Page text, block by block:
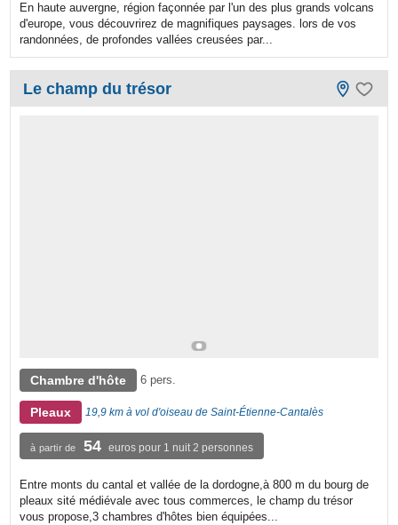
En haute auvergne, région façonnée par l'un des plus grands volcans
d'europe, vous découvrirez de magnifiques paysages. lors de vos
randonnées, de profondes vallées creusées par...
Le champ du trésor
Chambre d'hôte 6 pers.
Pleaux 19,9 km à vol d'oiseau de Saint-Étienne-Cantalès
à partir de 54 euros pour 1 nuit 2 personnes
Entre monts du cantal et vallée de la dordogne,à 800 m du bourg de
pleaux sité médiévale avec tous commerces, le champ du trésor
vous propose,3 chambres d'hôtes bien équipées...